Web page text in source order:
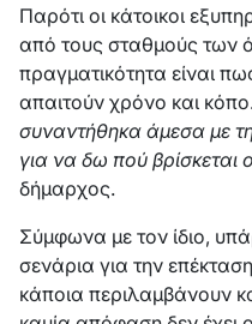
Παρότι οι κάτοικοι
από τους σταθμούς των
πραγματικότητα είναι
απαιτούν χρόνο και
συναντήθηκα άμεσα με τη
για να δω πού βρίσκεται
δήμαρχος.
Σύμφωνα με τον ίδιο,
σενάρια για την
κάποια περιλαμβάνουν